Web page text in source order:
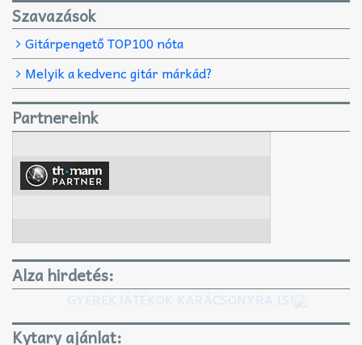
Szavazások
Gitárpengető TOP100 nóta
Melyik a kedvenc gitár márkád?
Partnereink
Alza hirdetés:
GYEREKJÁTÉKOK KARÁCSONYRA IS!
Kytary ajánlat: